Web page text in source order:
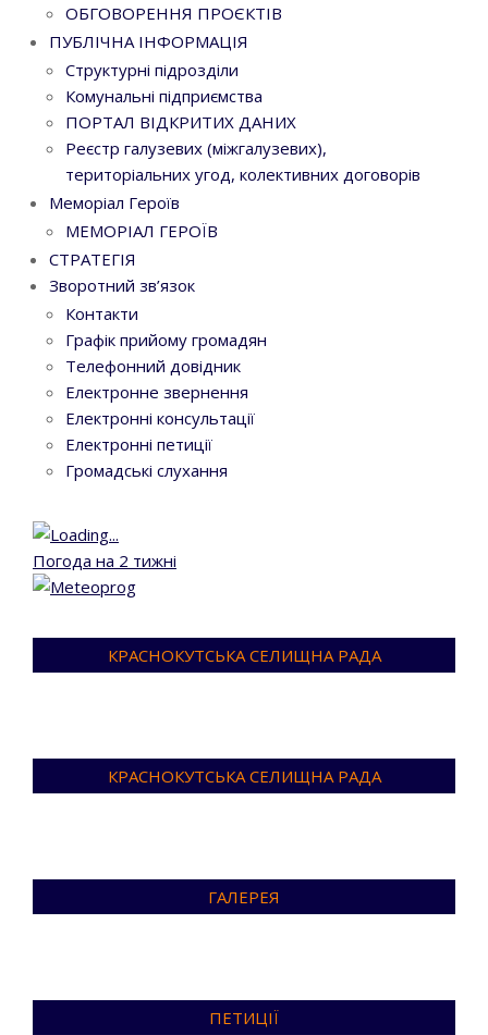
ОБГОВОРЕННЯ ПРОЄКТІВ
ПУБЛІЧНА ІНФОРМАЦІЯ
Структурні підрозділи
Комунальні підприємства
ПОРТАЛ ВІДКРИТИХ ДАНИХ
Реєстр галузевих (міжгалузевих),
територіальних угод, колективних договорів
Меморіал Героїв
МЕМОРІАЛ ГЕРОЇВ
СТРАТЕГІЯ
Зворотний зв’язок
Контакти
Графік прийому громадян
Телефонний довідник
Електронне звернення
Електронні консультації
Електронні петиції
Громадські слухання
Погода на 2 тижні
КРАСНОКУТСЬКА СЕЛИЩНА РАДА
КРАСНОКУТСЬКА СЕЛИЩНА РАДА
ГАЛЕРЕЯ
ПЕТИЦІЇ